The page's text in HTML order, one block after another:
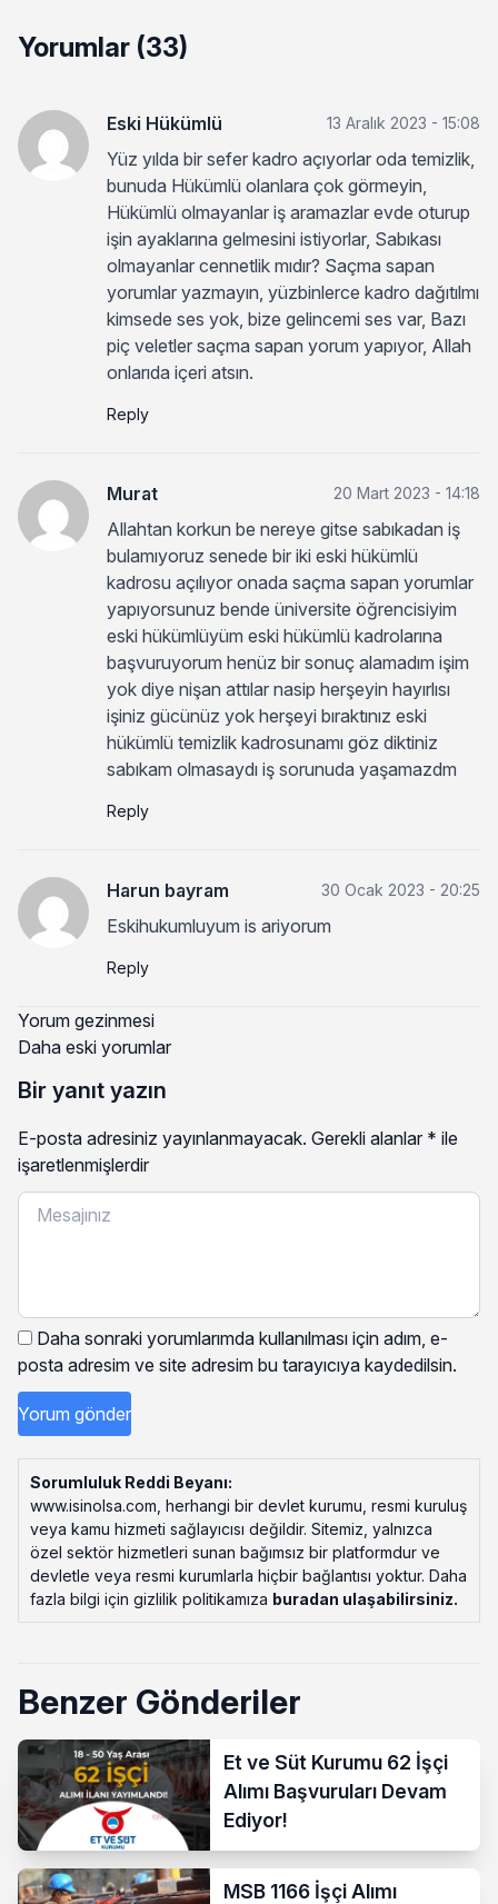
Yorumlar (33)
Eski Hükümlü 13 Aralık 2023 - 15:08
Yüz yılda bir sefer kadro açıyorlar oda temizlik,
bunuda Hükümlü olanlara çok görmeyin,
Hükümlü olmayanlar iş aramazlar evde oturup
işin ayaklarına gelmesini istiyorlar, Sabıkası
olmayanlar cennetlik mıdır? Saçma sapan
yorumlar yazmayın, yüzbinlerce kadro dağıtılmı
kimsede ses yok, bize gelincemi ses var, Bazı
piç veletler saçma sapan yorum yapıyor, Allah
onlarıda içeri atsın.
Reply
Murat 20 Mart 2023 - 14:18
Allahtan korkun be nereye gitse sabıkadan iş
bulamıyoruz senede bir iki eski hükümlü
kadrosu açılıyor onada saçma sapan yorumlar
yapıyorsunuz bende üniversite öğrencisiyim
eski hükümlüyüm eski hükümlü kadrolarına
başvuruyorum henüz bir sonuç alamadım işim
yok diye nişan attılar nasip herşeyin hayırlısı
işiniz gücünüz yok herşeyi bıraktınız eski
hükümlü temizlik kadrosunamı göz diktiniz
sabıkam olmasaydı iş sorunuda yaşamazdm
Reply
Harun bayram 30 Ocak 2023 - 20:25
Eskihukumluyum is ariyorum
Reply
Yorum gezinmesi
Daha eski yorumlar
Bir yanıt yazın
E-posta adresiniz yayınlanmayacak. Gerekli alanlar * ile
işaretlenmişlerdir
Daha sonraki yorumlarımda kullanılması için adım, e-
posta adresim ve site adresim bu tarayıcıya kaydedilsin.
Sorumluluk Reddi Beyanı:
www.isinolsa.com, herhangi bir devlet kurumu, resmi kuruluş
veya kamu hizmeti sağlayıcısı değildir. Sitemiz, yalnızca
özel sektör hizmetleri sunan bağımsız bir platformdur ve
devletle veya resmi kurumlarla hiçbir bağlantısı yoktur. Daha
fazla bilgi için gizlilik politikamıza buradan ulaşabilirsiniz.
Benzer Gönderiler
Et ve Süt Kurumu 62 İşçi
Alımı Başvuruları Devam
Ediyor!
MSB 1166 İşçi Alımı